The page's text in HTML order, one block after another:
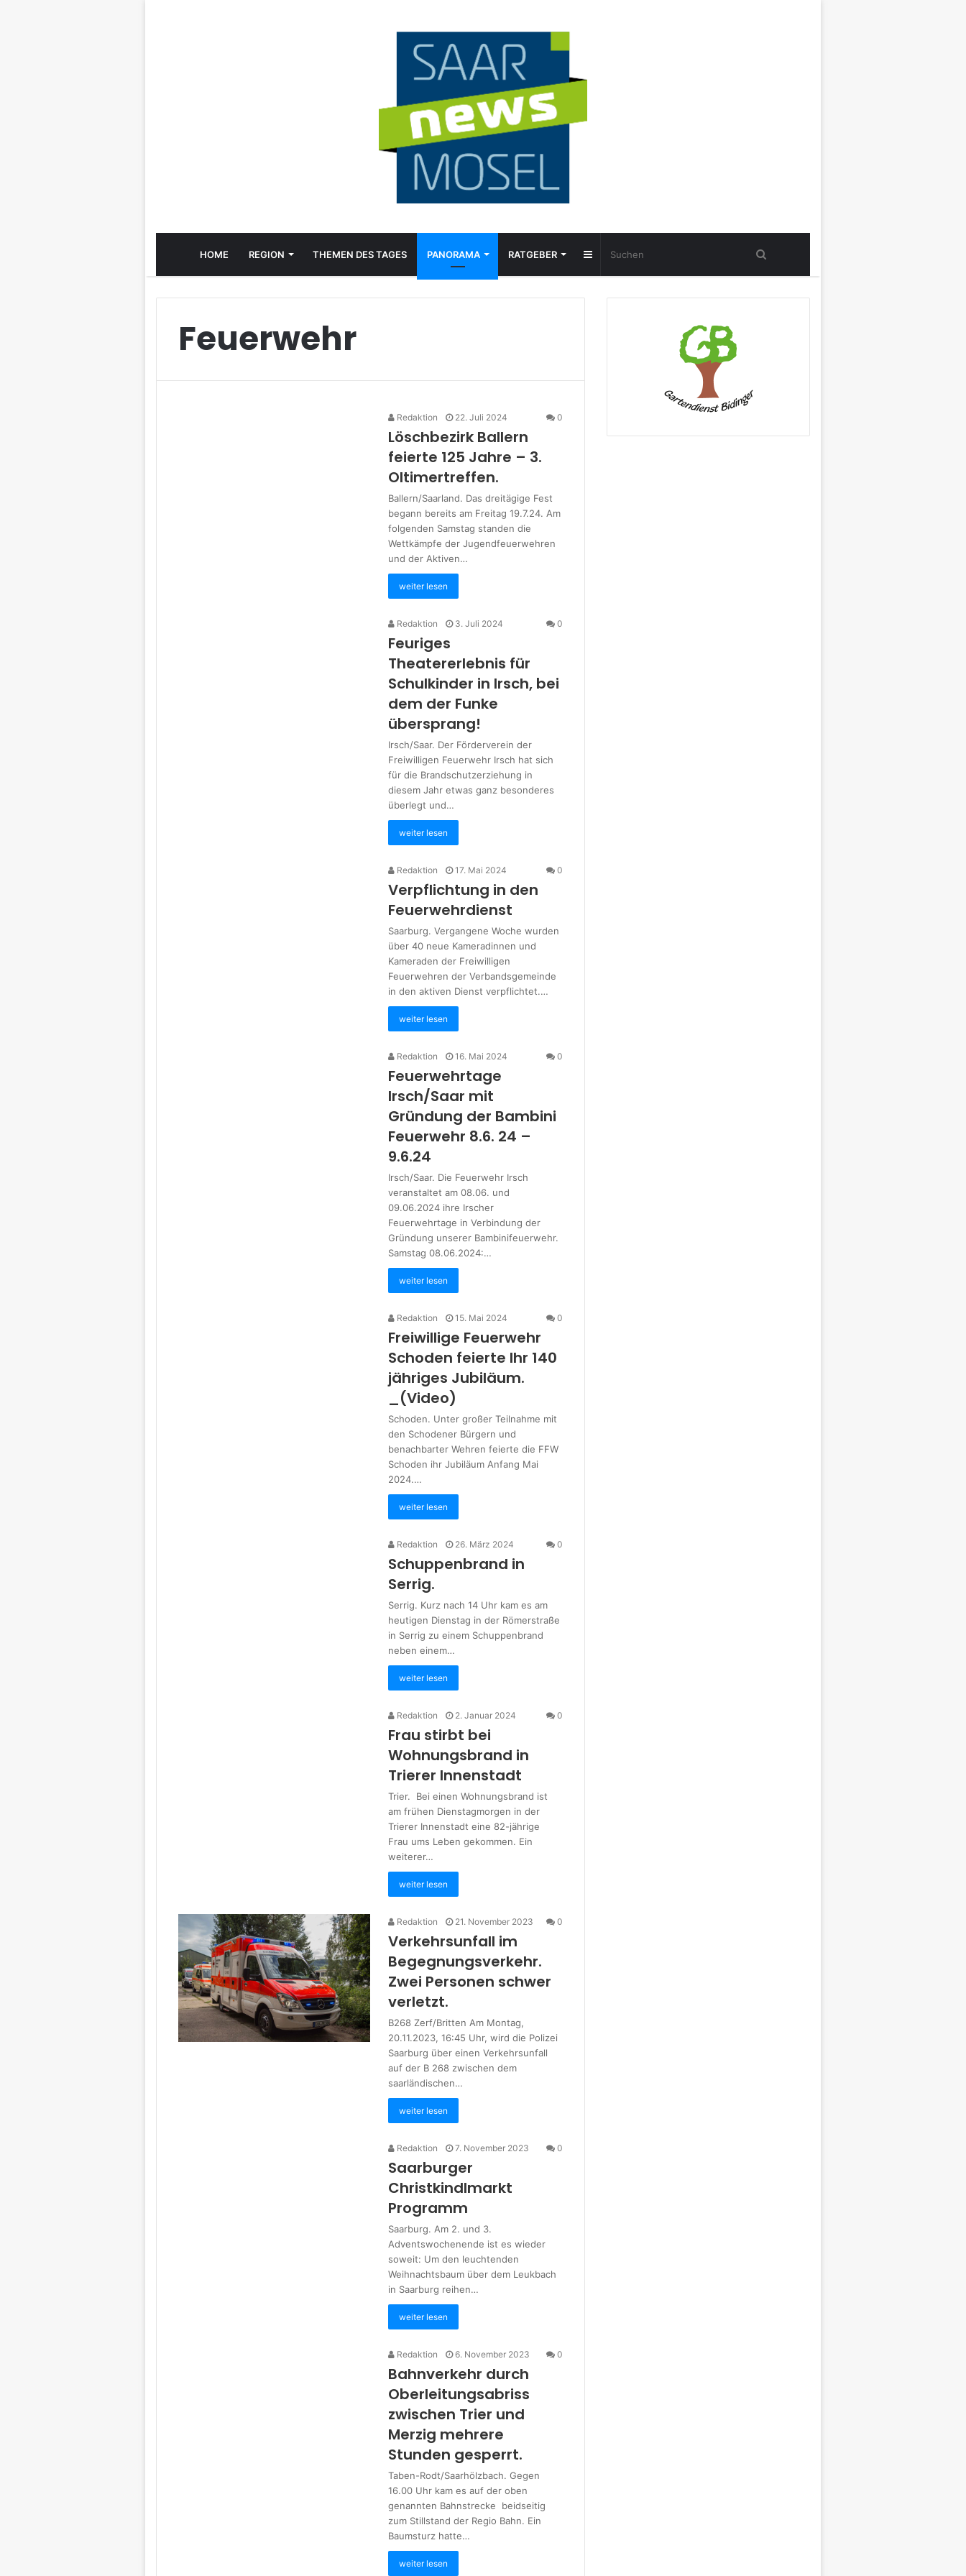
HOME REGION THEMEN DES TAGES PANORAMA RATGEBER Sidebar
Feuerwehr
Redaktion 22. Juli 2024 0
Löschbezirk Ballern
feierte 125 Jahre – 3.
Oltimertreffen.
Ballern/Saarland. Das dreitägige Fest
begann bereits am Freitag 19.7.24. Am
folgenden Samstag standen die
Wettkämpfe der Jugendfeuerwehren
und der Aktiven…
weiter lesen
Redaktion 3. Juli 2024 0
Feuriges
Theatererlebnis für
Schulkinder in Irsch, bei
dem der Funke
übersprang!
Irsch/Saar. Der Förderverein der
Freiwilligen Feuerwehr Irsch hat sich
für die Brandschutzerziehung in
diesem Jahr etwas ganz besonderes
überlegt und…
weiter lesen
Redaktion 17. Mai 2024 0
Verpflichtung in den
Feuerwehrdienst
Saarburg. Vergangene Woche wurden
über 40 neue Kameradinnen und
Kameraden der Freiwilligen
Feuerwehren der Verbandsgemeinde
in den aktiven Dienst verpflichtet.…
weiter lesen
Redaktion 16. Mai 2024 0
Feuerwehrtage
Irsch/Saar mit
Gründung der Bambini
Feuerwehr 8.6. 24 –
9.6.24
Irsch/Saar. Die Feuerwehr Irsch
veranstaltet am 08.06. und
09.06.2024 ihre Irscher
Feuerwehrtage in Verbindung der
Gründung unserer Bambinifeuerwehr.
Samstag 08.06.2024:…
weiter lesen
Redaktion 15. Mai 2024 0
Freiwillige Feuerwehr
Schoden feierte Ihr 140
jähriges Jubiläum.
_(Video)
Schoden. Unter großer Teilnahme mit
den Schodener Bürgern und
benachbarter Wehren feierte die FFW
Schoden ihr Jubiläum Anfang Mai
2024.…
weiter lesen
Redaktion 26. März 2024 0
Schuppenbrand in
Serrig.
Serrig. Kurz nach 14 Uhr kam es am
heutigen Dienstag in der Römerstraße
in Serrig zu einem Schuppenbrand
neben einem…
weiter lesen
Redaktion 2. Januar 2024 0
Frau stirbt bei
Wohnungsbrand in
Trierer Innenstadt
Trier. Bei einen Wohnungsbrand ist
am frühen Dienstagmorgen in der
Trierer Innenstadt eine 82-jährige
Frau ums Leben gekommen. Ein
weiterer…
weiter lesen
Redaktion 21. November 2023 0
Verkehrsunfall im
Begegnungsverkehr.
Zwei Personen schwer
verletzt.
B268 Zerf/Britten Am Montag,
20.11.2023, 16:45 Uhr, wird die Polizei
Saarburg über einen Verkehrsunfall
auf der B 268 zwischen dem
saarländischen…
weiter lesen
Redaktion 7. November 2023 0
Saarburger
Christkindlmarkt
Programm
Saarburg. Am 2. und 3.
Adventswochenende ist es wieder
soweit: Um den leuchtenden
Weihnachtsbaum über dem Leukbach
in Saarburg reihen…
weiter lesen
Redaktion 6. November 2023 0
Bahnverkehr durch
Oberleitungsabriss
zwischen Trier und
Merzig mehrere
Stunden gesperrt.
Taben-Rodt/Saarhölzbach. Gegen
16.00 Uhr kam es auf der oben
genannten Bahnstrecke beidseitig
zum Stillstand der Regio Bahn. Ein
Baumsturz hatte…
weiter lesen